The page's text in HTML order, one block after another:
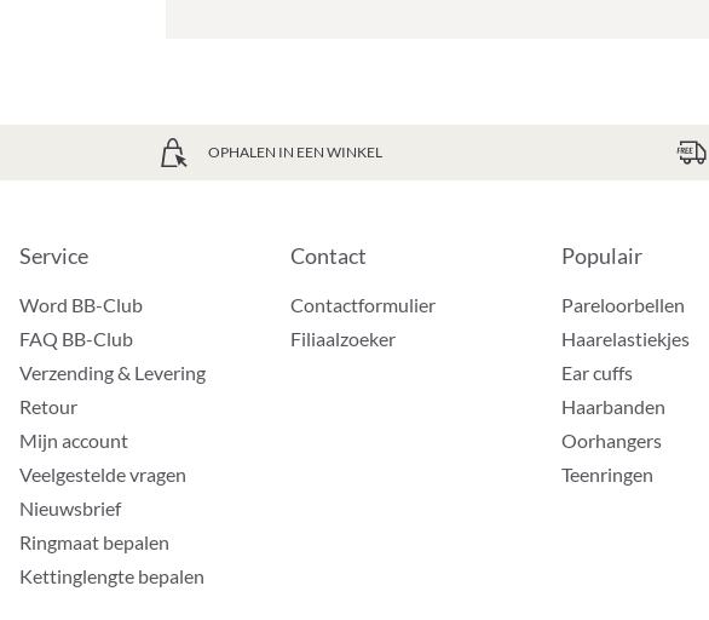
OPHALEN IN EEN WINKEL
Service
Word BB-Club
FAQ BB-Club
Verzending & Levering
Retour
Mijn account
Veelgestelde vragen
Nieuwsbrief
Ringmaat bepalen
Kettinglengte bepalen
Contact
Contactformulier
Filiaalzoeker
Populair
Pareloorbellen
Haarelastiekjes
Ear cuffs
Haarbanden
Oorhangers
Teenringen